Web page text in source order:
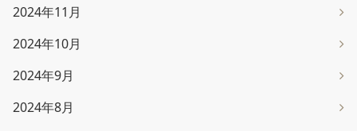
2024年11月
2024年10月
2024年9月
2024年8月